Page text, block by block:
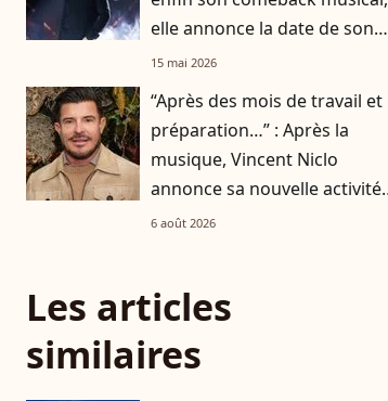
elle annonce la date de son
prochain single
15 mai 2026
“Après des mois de travail et
préparation…” : Après la
musique, Vincent Niclo
annonce sa nouvelle activité
impliquant plusieurs
6 août 2026
Les articles
similaires